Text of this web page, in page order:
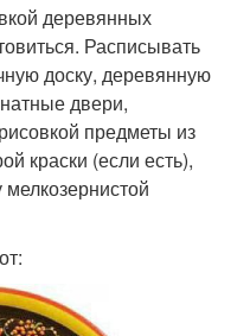
деревянных
Расписывать
доску, деревянную
двери,
предметы из
краски (если есть),